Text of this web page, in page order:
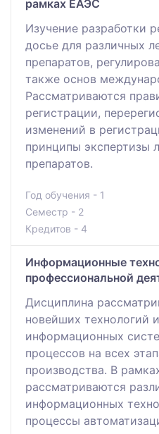
рамках ЕАЭС
Изучение разработки
досье для различных
препаратов,
также основ
Рассматриваются
регистрации,
изменений в
принципы экспертизы
препаратов.
Год обучения - 1
Семестр - 2
Кредитов - 4
Информационные
профессиональной
Дисциплина
новейших технологий
информационных
процессов на всех
производства. В
рассматриваются
информационных
процессы